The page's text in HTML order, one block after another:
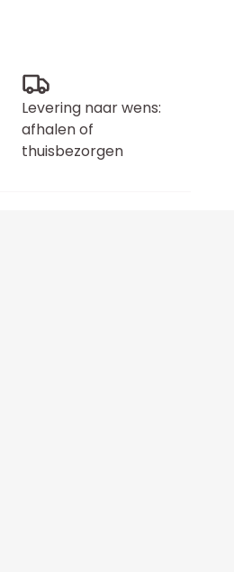
Levering naar wens:
afhalen of
thuisbezorgen